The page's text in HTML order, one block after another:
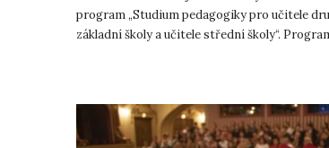
program „Studium pedagogiky pro učitele
základní školy a učitele střední školy“.